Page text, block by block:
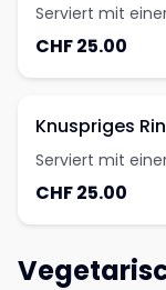
Serviert mit
CHF 25.00
Knuspriges
Serviert mit
CHF 25.00